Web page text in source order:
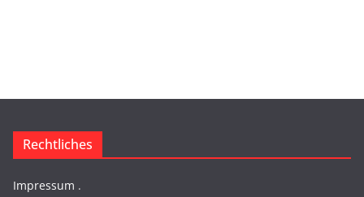
Rechtliches
Impressum .